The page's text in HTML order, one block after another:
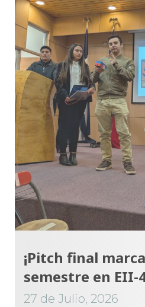
¡Pitch final
semestre en EII-
27 de Julio, 2026